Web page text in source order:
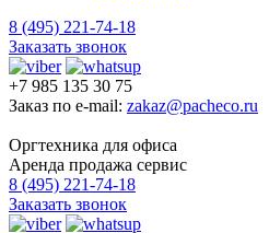
8 (495) 221-74-18
Заказать звонок
+7 985 135 30 75
Заказ по e-mail: zakaz@pacheco.ru
Оргтехника для офиса
Аренда продажа сервис
8 (495) 221-74-18
Заказать звонок